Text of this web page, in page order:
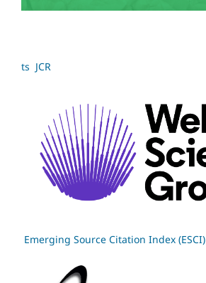
ts JCR
Emerging Source Citation Index (ESCI)